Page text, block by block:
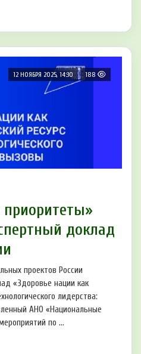
12 НОЯБРЯ 2025, 14:30 188
доклад
проектов России
«Здоровье нации как
лидерства:
АНО «Национальные
по ...